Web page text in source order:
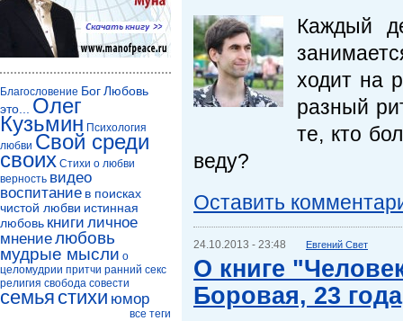
Каждый
ходит на
разный
те, кто
веду?
Оставить
24.10.2013 - 23:48 Евгений Свет
О книге
Боровая, 23
Благословение БогЛюбовь
это...
Олег
Кузьмин Психология
любви Свой среди
своих Стихи о любви
верность видео
воспитание в поисках
чистой любви истинная
любовь книги личное
мнениелюбовь
мудрые мысли о
целомудрии притчи ранний секс
религия свобода совести
семья стихи юмор
все теги